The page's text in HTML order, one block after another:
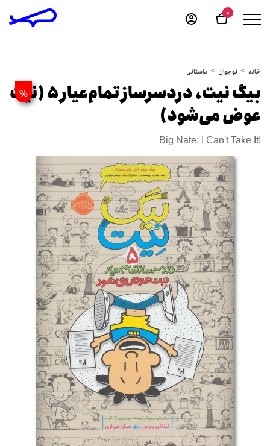
0
خانه نوجوان داستانی
%
بیگ نیت، دردسرساز تمام‌عیار 5 (نیت
عوض می‌شود)
Big Nate: I Can't Take It!